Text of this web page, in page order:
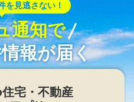
を見逃さない！
通知で
報が届く
宅・不動産